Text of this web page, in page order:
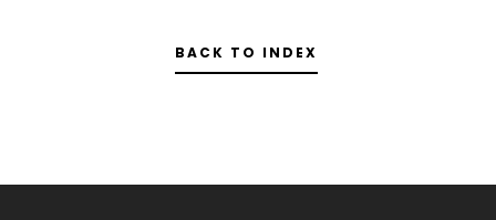
BACK TO INDEX